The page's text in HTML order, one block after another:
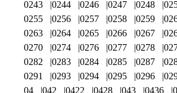
0243
0244 0246 0247 0248
0255
0256 0257 0258 0259
0263
0264 0265 0266 0267
0270
0274 0276 0277 0278
0282
0283 0284 0285 0287
0291
0293 0294 0295 0296
04
042 0422 0428 043 0436